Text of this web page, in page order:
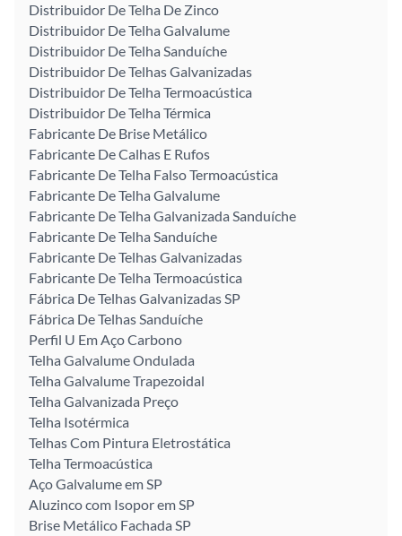
Distribuidor De Telha De Zinco
Distribuidor De Telha Galvalume
Distribuidor De Telha Sanduíche
Distribuidor De Telhas Galvanizadas
Distribuidor De Telha Termoacústica
Distribuidor De Telha Térmica
Fabricante De Brise Metálico
Fabricante De Calhas E Rufos
Fabricante De Telha Falso Termoacústica
Fabricante De Telha Galvalume
Fabricante De Telha Galvanizada Sanduíche
Fabricante De Telha Sanduíche
Fabricante De Telhas Galvanizadas
Fabricante De Telha Termoacústica
Fábrica De Telhas Galvanizadas SP
Fábrica De Telhas Sanduíche
Perfil U Em Aço Carbono
Telha Galvalume Ondulada
Telha Galvalume Trapezoidal
Telha Galvanizada Preço
Telha Isotérmica
Telhas Com Pintura Eletrostática
Telha Termoacústica
Aço Galvalume em SP
Aluzinco com Isopor em SP
Brise Metálico Fachada SP